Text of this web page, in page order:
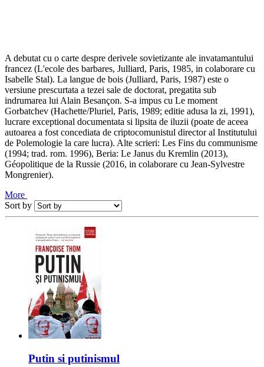
A debutat cu o carte despre derivele sovietizante ale invatamantului
francez (L'ecole des barbares, Julliard, Paris, 1985, in colaborare cu
Isabelle Stal). La langue de bois (Julliard, Paris, 1987) este o
versiune prescurtata a tezei sale de doctorat, pregatita sub
indrumarea lui Alain Besançon. S-a impus cu Le moment
Gorbatchev (Hachette/Pluriel, Paris, 1989; editie adusa la zi, 1991),
lucrare exceptional documentata si lipsita de iluzii (poate de aceea
autoarea a fost concediata de criptocomunistul director al Institutului
de Polemologie la care lucra). Alte scrieri: Les Fins du communisme
(1994; trad. rom. 1996), Beria: Le Janus du Kremlin (2013),
Géopolitique de la Russie (2016, in colaborare cu Jean‑Sylvestre
Mongrenier).
More
Sort by
Putin si putinismul